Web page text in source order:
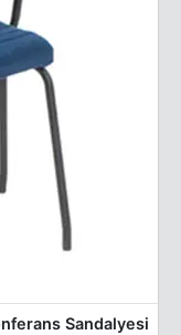
Sandalyesi